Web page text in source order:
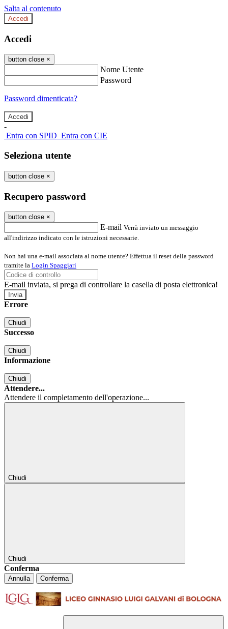
Salta al contenuto
Accedi
Accedi
button close ×
Nome Utente
Password
Password dimenticata?
-
Entra con SPID Entra con CIE
Seleziona utente
button close ×
Recupero password
button close ×
E-mail Verrà inviato un messaggio
all'indirizzo indicato con le istruzioni necessarie.
Non hai una e-mail associata al nome utente? Effettua il reset della password
tramite la Login Spaggiari
E-mail inviata, si prega di controllare la casella di posta elettronica!
Errore
Chiudi
Successo
Chiudi
Informazione
Chiudi
Attendere...
Attendere il completamento dell'operazione...
Chiudi
Chiudi
Conferma
Annulla Conferma